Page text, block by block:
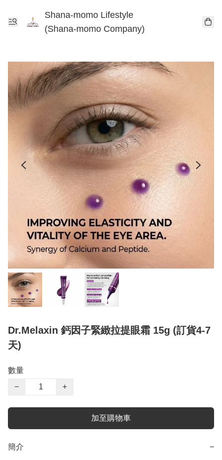
Shana-momo Lifestyle
(Shana-momo Company)
Dr.Melaxin 鈣因子緊緻拉提眼霜 15g (訂貨4-7
天)
數量
−
+
加至購物車
簡介 −